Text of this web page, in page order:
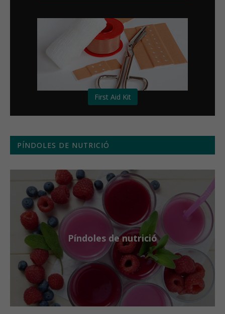
First Aid Kit
PÍNDOLES DE NUTRICIÓ
Píndoles de nutrició